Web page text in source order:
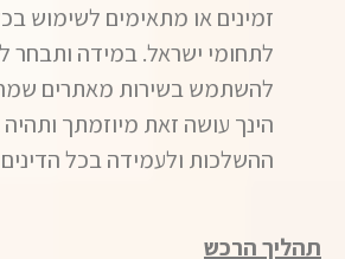
זמינים או מתאימים לשימוש
לתחומי ישראל. במידה ותבחר
להשתמש בשירות מאתרים
הינך עושה זאת מיוזמתך
ההשלכות ולעמידה בכל
תהליך הרכש